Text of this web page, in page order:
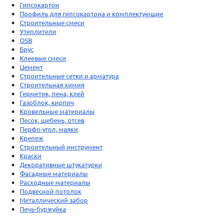
Гипсокартон
Профиль для гипсокартона и комплектующие
Строительные смеси
Утеплители
OSB
Брус
Клеевые смеси
Цемент
Строительные сетки и арматура
Строительная химия
Герметик, пена, клей
Газоблок, кирпич
Кровельные материалы
Песок, щебень, отсев
Перфо-угол, маяки
Крепеж
Строительный инструмент
Краски
Декоративные штукатурки
Фасадные материалы
Расходные материалы
Подвесной потолок
Металлический забор
Печь-буржуйка